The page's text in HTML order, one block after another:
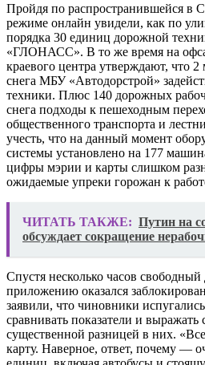
Пройдя по распространившейся в
режиме онлайн увидели, как по
порядка 30 единиц дорожной
«ГЛОНАСС». В то же время на
краевого центра утверждают, что 2
снега МБУ «Автодорстрой»
техники. Плюс 140 дорожных
снега подходы к пешеходным
общественного транспорта и
учесть, что на данный момент
системы установлено на 177
цифры мэрии и карты слишком
ожидаемые упреки горожан к
ЧИТАТЬ ТАКЖЕ: ​Путин на
обсуждает сокращение
Спустя несколько часов
приложению оказался
заявили, что чиновники
сравнивать показатели и выражать
существенной разницей в них.
карту. Наверное, ответ, почему —